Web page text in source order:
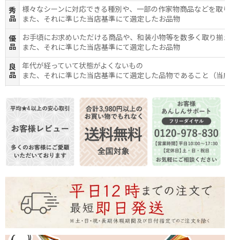
秀
品
様々なシーンに対応できる種別や、一部の作家物商品などを取
また、それに準じた当店基準にて選定したお品物
優
品
お手頃にお求めいただける商品や、和装小物等を数多く取り揃
また、それに準じた当店基準にて選定したお品物
良
品
年代が経っていて状態がよくないもの
また、それに準じた当店基準にて選定した品物であること（当